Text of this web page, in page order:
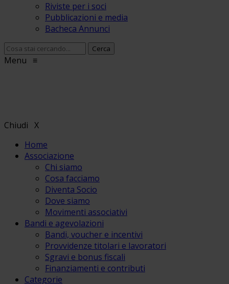
Riviste per i soci
Pubblicazioni e media
Bacheca Annunci
Menu ≡
Chiudi X
Home
Associazione
Chi siamo
Cosa facciamo
Diventa Socio
Dove siamo
Movimenti associativi
Bandi e agevolazioni
Bandi, voucher e incentivi
Provvidenze titolari e lavoratori
Sgravi e bonus fiscali
Finanziamenti e contributi
Categorie